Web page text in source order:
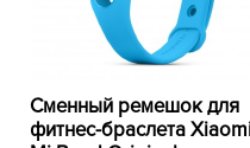
Сменный ремешок для
фитнес-браслета